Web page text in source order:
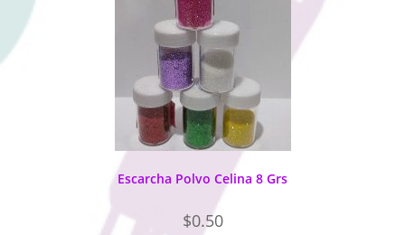
Escarcha Polvo Celina 8 Grs
$0.50